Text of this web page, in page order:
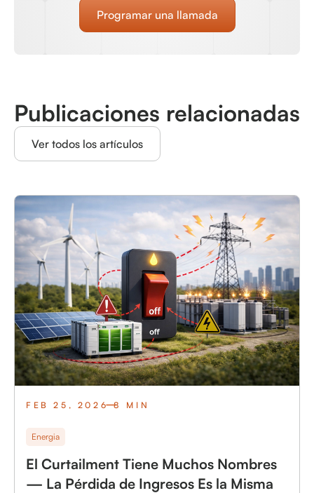
Programar una llamada
Publicaciones relacionadas
Ver todos los artículos
FEB 25, 2026 8 MIN
Energia
El Curtailment Tiene Muchos Nombres
— La Pérdida de Ingresos Es la Misma